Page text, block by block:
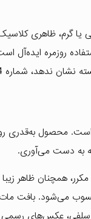
گرم، ظاهری
روزمره
در این طیف به حساب می‌آید.
محصول به‌قدری
به دست می‌آوری.
به تمدید مکرر،
بافت مات آن
سلفی، عکس‌های